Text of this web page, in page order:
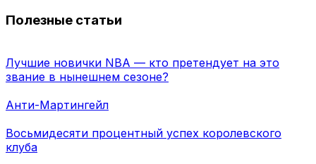
Полезные статьи
Лучшие новички NBA — кто претендует на это
звание в нынешнем сезоне?
Анти-Мартингейл
Восьмидесяти процентный успех королевского
клуба